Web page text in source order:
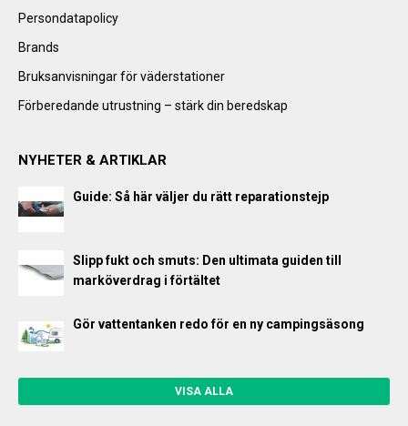
Persondatapolicy
Brands
Bruksanvisningar för väderstationer
Förberedande utrustning – stärk din beredskap
NYHETER & ARTIKLAR
Guide: Så här väljer du rätt reparationstejp
Slipp fukt och smuts: Den ultimata guiden till
marköverdrag i förtältet
Gör vattentanken redo för en ny campingsäsong
VISA ALLA